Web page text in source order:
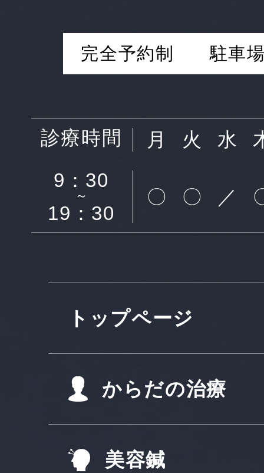
完全予約制 駐車
診療時間 月 火 水
9：30
～
19：30
〇 〇 ／
トップページ
からだの治療
美容鍼